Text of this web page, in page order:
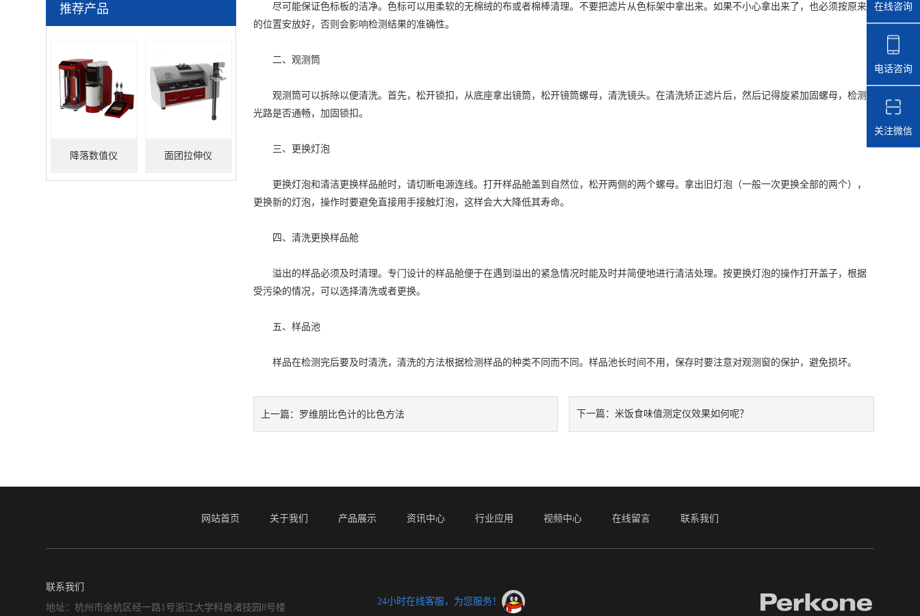
推荐产品
降落数值仪 面团拉伸仪
尽可能保证色标板的洁净。色标可以用柔软的无棉绒的布或者棉棒清理。不要把滤片从色标架中拿出来。如果不小心拿出来了，也必须按原来
的位置安放好，否则会影响检测结果的准确性。
二、观测筒
观测筒可以拆除以便清洗。首先，松开锁扣，从底座拿出镜筒，松开镜筒螺母，清洗镜头。在清洗矫正滤片后，然后记得旋紧加固螺母，检测
光路是否通畅，加固锁扣。
三、更换灯泡
更换灯泡和清洁更换样品舱时，请切断电源连线。打开样品舱盖到自然位，松开两侧的两个螺母。拿出旧灯泡（一般一次更换全部的两个），
更换新的灯泡，操作时要避免直接用手接触灯泡，这样会大大降低其寿命。
四、清洗更换样品舱
溢出的样品必须及时清理。专门设计的样品舱便于在遇到溢出的紧急情况时能及时并简便地进行清洁处理。按更换灯泡的操作打开盖子，根据
受污染的情况，可以选择清洗或者更换。
五、样品池
样品在检测完后要及时清洗，清洗的方法根据检测样品的种类不同而不同。样品池长时间不用，保存时要注意对观测窗的保护，避免损坏。
上一篇： 罗维朋比色计的比色方法 下一篇：米饭食味值测定仪效果如何呢？
网站首页 关于我们 产品展示 资讯中心 行业应用 视频中心 在线留言 联系我们
联系我们
地址：杭州市余杭区经一路1号浙江大学科良渚技园8号楼
24小时在线客服，为您服务！
在线咨询
电话咨询
关注微信